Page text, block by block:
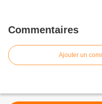
Commentaires
Ajouter un